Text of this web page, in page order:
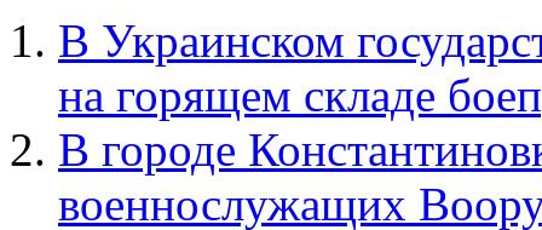
В Украинском
на горящем складе
В городе
военнослужащих